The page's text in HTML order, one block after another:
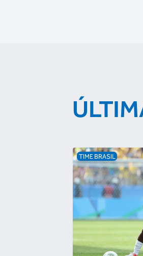
TIME BRASIL